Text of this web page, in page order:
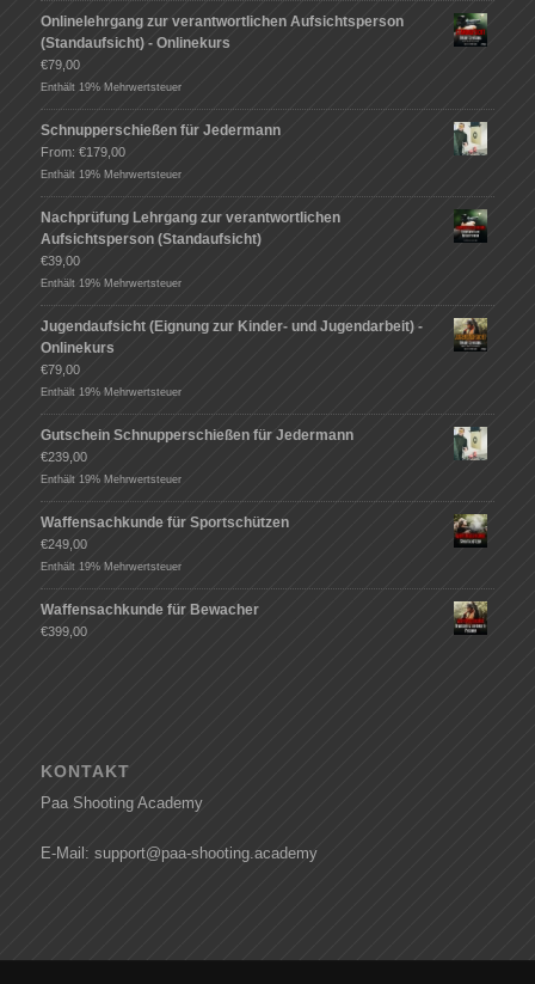
Onlinelehrgang zur verantwortlichen Aufsichtsperson
(Standaufsicht) - Onlinekurs
€79,00
Enthält 19% Mehrwertsteuer
Schnupperschießen für Jedermann
From: €179,00
Enthält 19% Mehrwertsteuer
Nachprüfung Lehrgang zur verantwortlichen
Aufsichtsperson (Standaufsicht)
€39,00
Enthält 19% Mehrwertsteuer
Jugendaufsicht (Eignung zur Kinder- und Jugendarbeit) -
Onlinekurs
€79,00
Enthält 19% Mehrwertsteuer
Gutschein Schnupperschießen für Jedermann
€239,00
Enthält 19% Mehrwertsteuer
Waffensachkunde für Sportschützen
€249,00
Enthält 19% Mehrwertsteuer
Waffensachkunde für Bewacher
€399,00
KONTAKT
Paa Shooting Academy
E-Mail: support@paa-shooting.academy